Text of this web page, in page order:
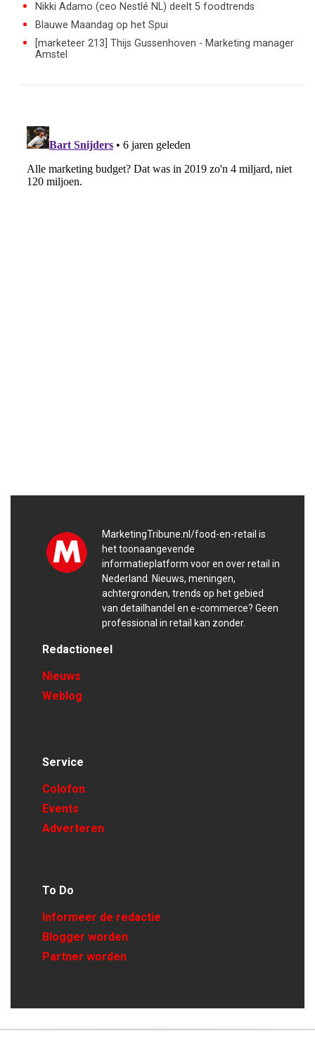
Nikki Adamo (ceo Nestlé NL) deelt 5 foodtrends
Blauwe Maandag op het Spui
[marketeer 213] Thijs Gussenhoven - Marketing manager
Amstel
MarketingTribune.nl/food-en-retail is
het toonaangevende
informatieplatform voor en over retail in
Nederland. Nieuws, meningen,
achtergronden, trends op het gebied
van detailhandel en e-commerce? Geen
professional in retail kan zonder.
Redactioneel
Nieuws
Weblog
Service
Colofon
Events
Adverteren
To Do
Informeer de redactie
Blogger worden
Partner worden